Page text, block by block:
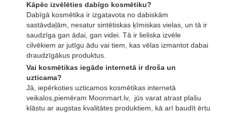
Kāpēc izvēlēties dabīgo kosmētiku?
Dabīgā kosmētika ir izgatavota no dabiskām
sastāvdaļām, nesatur sintētiskas ķīmiskas vielas, un tā ir
saudzīga gan ādai, gan videi. Tā ir lieliska izvēle
cilvēkiem ar jutīgu ādu vai tiem, kas vēlas izmantot dabai
draudzīgākus produktus.
Vai kosmētikas iegāde internetā ir droša un
uzticama?
Jā, iepērkoties uzticamos kosmētikas internetā
veikalos,piemēram Moonmart.lv, jūs varat atrast plašu
klāstu ar augstas kvalitātes produktiem, kā arī baudīt ērtu